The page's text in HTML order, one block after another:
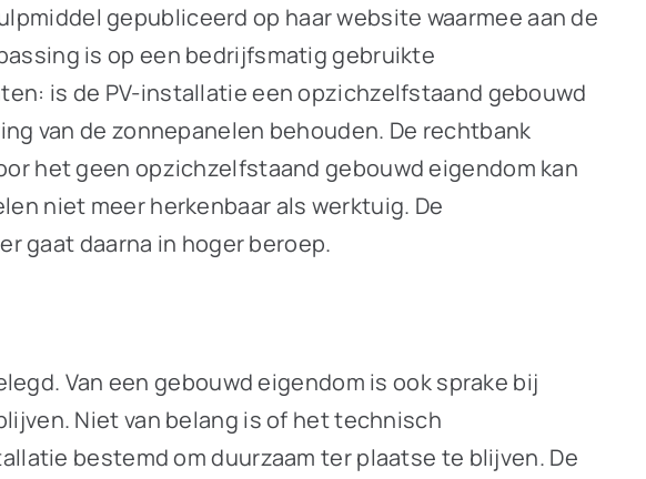
gepubliceerd op haar website waarmee aan de
is op een bedrijfsmatig gebruikte
is de PV-installatie een opzichzelfstaand gebouwd
van de zonnepanelen behouden. De rechtbank
het geen opzichzelfstaand gebouwd eigendom kan
niet meer herkenbaar als werktuig. De
gaat daarna in hoger beroep.
Van een gebouwd eigendom is ook sprake bij
Niet van belang is of het technisch
bestemd om duurzaam ter plaatse te blijven. De